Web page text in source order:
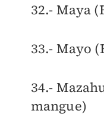
32.- Maya
33.- Mayo
34.-
mangue)